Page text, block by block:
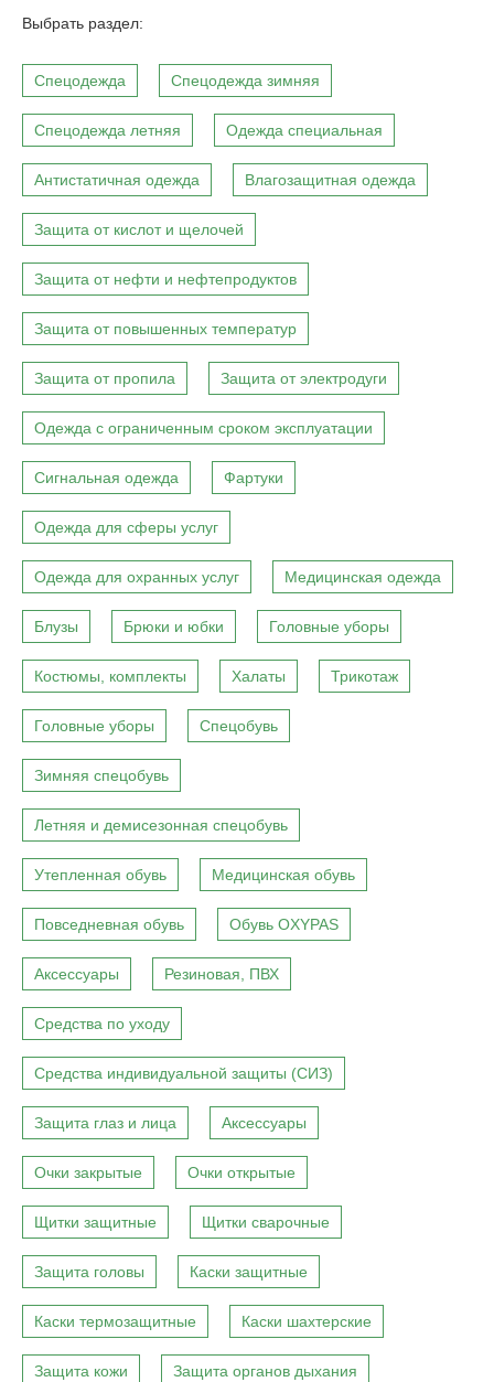
Выбрать раздел:
Спецодежда Спецодежда зимняя
Спецодежда летняя Одежда специальная
Антистатичная одежда Влагозащитная одежда
Защита от кислот и щелочей
Защита от нефти и нефтепродуктов
Защита от повышенных температур
Защита от пропила Защита от электродуги
Одежда с ограниченным сроком эксплуатации
Сигнальная одежда Фартуки
Одежда для сферы услуг
Одежда для охранных услуг Медицинская одежда
Блузы Брюки и юбки Головные уборы
Костюмы, комплекты Халаты Трикотаж
Головные уборы Спецобувь
Зимняя спецобувь
Летняя и демисезонная спецобувь
Утепленная обувь Медицинская обувь
Повседневная обувь Обувь OXYPAS
Аксессуары Резиновая, ПВХ
Средства по уходу
Средства индивидуальной защиты (СИЗ)
Защита глаз и лица Аксессуары
Очки закрытые Очки открытые
Щитки защитные Щитки сварочные
Защита головы Каски защитные
Каски термозащитные Каски шахтерские
Защита кожи Защита органов дыхания